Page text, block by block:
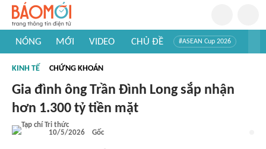
NÓNG MỚI VIDEO CHỦ ĐỀ #ASEAN Cup 2026
#Khám phá thế giới
KINH TẾ CHỨNG KHOÁN
Gia đình ông Trần Đình Long sắp nhận
hơn 1.300 tỷ tiền mặt
10/5/2026 Gốc